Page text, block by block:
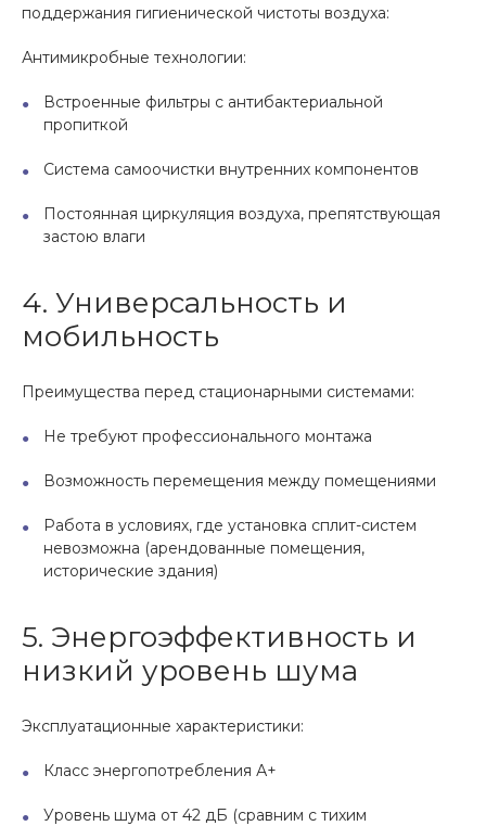
поддержания гигиенической чистоты воздуха:
Антимикробные технологии:
Встроенные фильтры с антибактериальной
пропиткой
Система самоочистки внутренних компонентов
Постоянная циркуляция воздуха, препятствующая
застою влаги
4. Универсальность и
мобильность
Преимущества перед стационарными системами:
Не требуют профессионального монтажа
Возможность перемещения между помещениями
Работа в условиях, где установка сплит-систем
невозможна (арендованные помещения,
исторические здания)
5. Энергоэффективность и
низкий уровень шума
Эксплуатационные характеристики:
Класс энергопотребления А+
Уровень шума от 42 дБ (сравним с тихим